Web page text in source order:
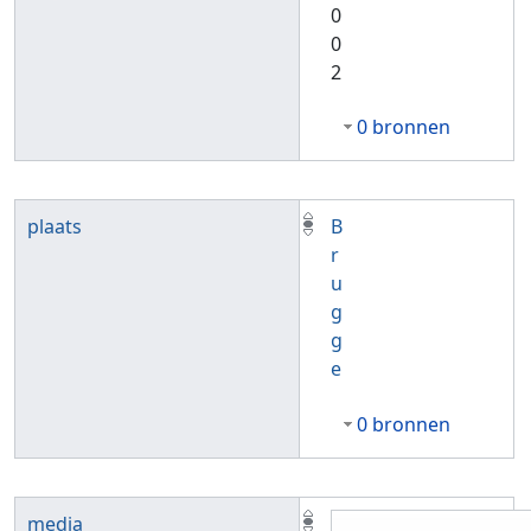
0
0
2
0 bronnen
plaats
B
r
u
g
g
e
0 bronnen
media